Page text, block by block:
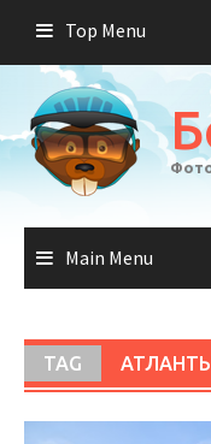
content
Top Menu
Main Menu
TAG